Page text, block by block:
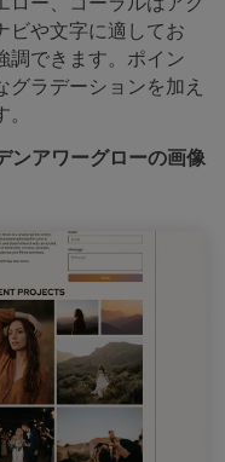
ビや文字に適してお
調できます。ポイン
グラデーションを加え
ンアワーグローの画像